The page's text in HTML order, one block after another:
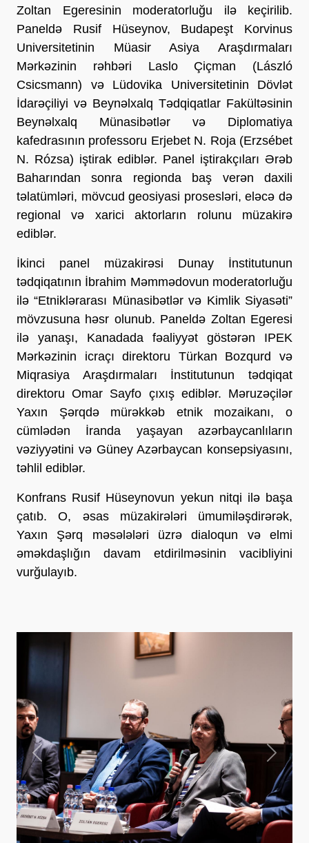
Zoltan Egeresinin moderatorluğu ilə keçirilib.
Paneldə Rusif Hüseynov, Budapeşt Korvinus
Universitetinin Müasir Asiya Araşdırmaları
Mərkəzinin rəhbəri Laslo Çiçman (László
Csicsmann) və Lüdovika Universitetinin Dövlət
İdarəçiliyi və Beynəlxalq Tədqiqatlar Fakültəsinin
Beynəlxalq Münasibətlər və Diplomatiya
kafedrasının professoru Erjebet N. Roja (Erzsébet
N. Rózsa) iştirak ediblər. Panel iştirakçıları Ərəb
Baharından sonra regionda baş verən daxili
təlatümləri, mövcud geosiyasi prosesləri, eləcə də
regional və xarici aktorların rolunu müzakirə
ediblər.
İkinci panel müzakirəsi Dunay İnstitutunun
tədqiqatının İbrahim Məmmədovun moderatorluğu
ilə “Etniklərarası Münasibətlər və Kimlik Siyasəti”
mövzusuna həsr olunub. Paneldə Zoltan Egeresi
ilə yanaşı, Kanadada fəaliyyət göstərən IPEK
Mərkəzinin icraçı direktoru Türkan Bozqurd və
Miqrasiya Araşdırmaları İnstitutunun tədqiqat
direktoru Omar Sayfo çıxış ediblər. Məruzəçilər
Yaxın Şərqdə mürəkkəb etnik mozaikanı, o
cümlədən İranda yaşayan azərbaycanlıların
vəziyyətini və Güney Azərbaycan konsepsiyasını,
təhlil ediblər.
Konfrans Rusif Hüseynovun yekun nitqi ilə başa
çatıb. O, əsas müzakirələri ümumiləşdirərək,
Yaxın Şərq məsələləri üzrə dialoqun və elmi
əməkdaşlığın davam etdirilməsinin vacibliyini
vurğulayıb.
Previous Next